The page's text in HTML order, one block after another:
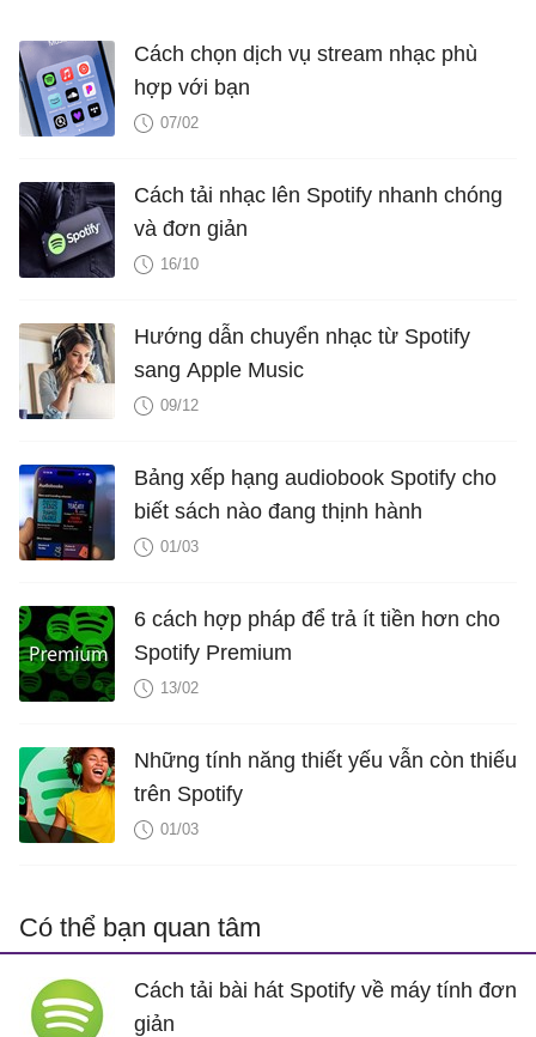
Cách chọn dịch vụ stream nhạc phù
hợp với bạn
07/02
Cách tải nhạc lên Spotify nhanh chóng
và đơn giản
16/10
Hướng dẫn chuyển nhạc từ Spotify
sang Apple Music
09/12
Bảng xếp hạng audiobook Spotify cho
biết sách nào đang thịnh hành
01/03
6 cách hợp pháp để trả ít tiền hơn cho
Spotify Premium
13/02
Những tính năng thiết yếu vẫn còn thiếu
trên Spotify
01/03
Có thể bạn quan tâm
Cách tải bài hát Spotify về máy tính đơn
giản